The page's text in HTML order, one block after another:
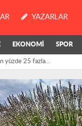
YAZARLAR
EKONOMİ SPOR
yüzde 25 fazla
oylarıyla